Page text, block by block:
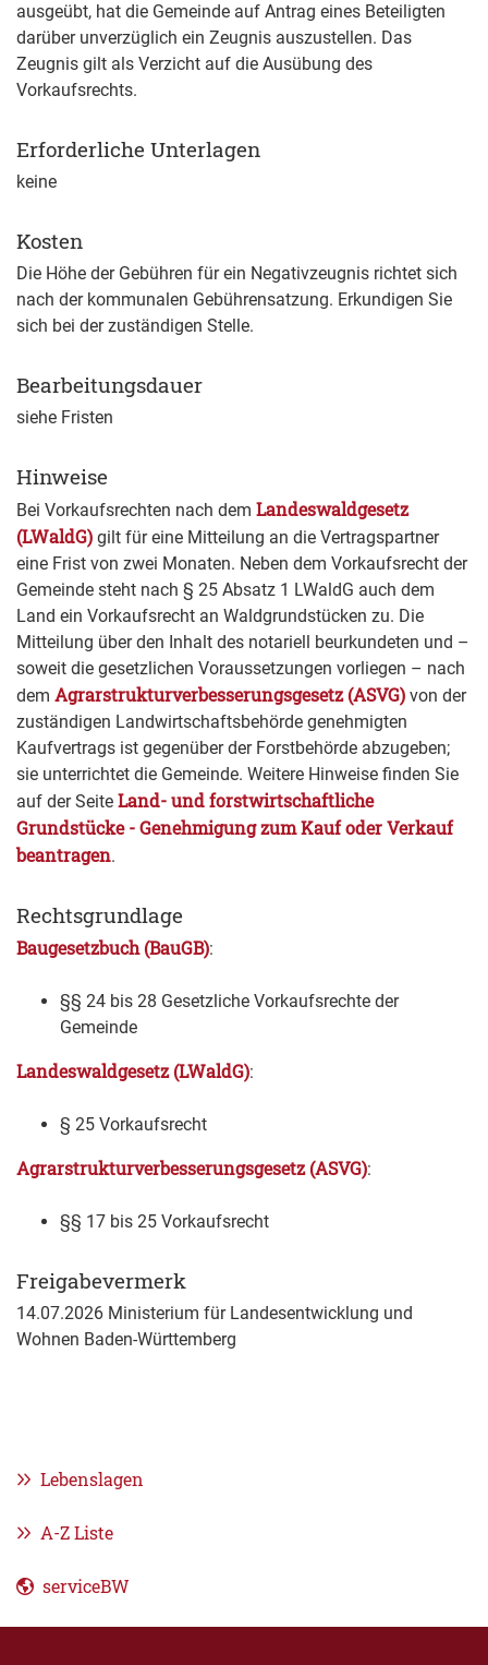
ausgeübt, hat die Gemeinde auf Antrag eines Beteiligten
darüber unverzüglich ein Zeugnis auszustellen. Das
Zeugnis gilt als Verzicht auf die Ausübung des
Vorkaufsrechts.
Erforderliche Unterlagen
keine
Kosten
Die Höhe der Gebühren für ein Negativzeugnis richtet sich
nach der kommunalen Gebührensatzung. Erkundigen Sie
sich bei der zuständigen Stelle.
Bearbeitungsdauer
siehe Fristen
Hinweise
Bei Vorkaufsrechten nach dem Landeswaldgesetz
(LWaldG) gilt für eine Mitteilung an die Vertragspartner
eine Frist von zwei Monaten. Neben dem Vorkaufsrecht der
Gemeinde steht nach § 25 Absatz 1 LWaldG auch dem
Land ein Vorkaufsrecht an Waldgrundstücken zu. Die
Mitteilung über den Inhalt des notariell beurkundeten und –
soweit die gesetzlichen Voraussetzungen vorliegen – nach
dem Agrarstrukturverbesserungsgesetz (ASVG) von der
zuständigen Landwirtschaftsbehörde genehmigten
Kaufvertrags ist gegenüber der Forstbehörde abzugeben;
sie unterrichtet die Gemeinde. Weitere Hinweise finden Sie
auf der Seite Land- und forstwirtschaftliche
Grundstücke - Genehmigung zum Kauf oder Verkauf
beantragen.
Rechtsgrundlage
Baugesetzbuch (BauGB):
§§ 24 bis 28 Gesetzliche Vorkaufsrechte der
Gemeinde
Landeswaldgesetz (LWaldG):
§ 25 Vorkaufsrecht
Agrarstrukturverbesserungsgesetz (ASVG):
§§ 17 bis 25 Vorkaufsrecht
Freigabevermerk
14.07.2026 Ministerium für Landesentwicklung und
Wohnen Baden-Württemberg
Lebenslagen
A-Z Liste
serviceBW